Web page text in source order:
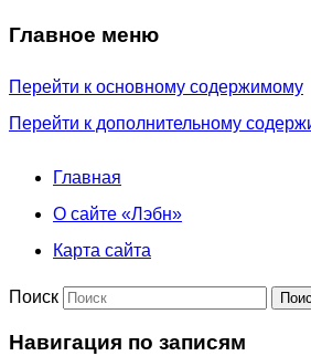
Главное меню
Перейти к основному содержимому
Перейти к дополнительному
Главная
О сайте «Лэбн»
Карта сайта
Поиск
Навигация по записям